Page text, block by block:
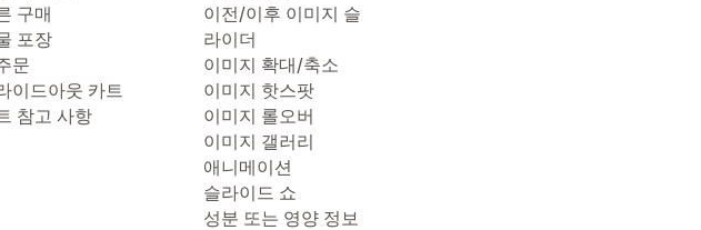
구매
포장
문
이드아웃 카트
참고 사항
이전/이후 이미지 슬
라이더
이미지 확대/축소
이미지 핫스팟
이미지 롤오버
이미지 갤러리
애니메이션
슬라이드 쇼
성분 또는 영양 정보